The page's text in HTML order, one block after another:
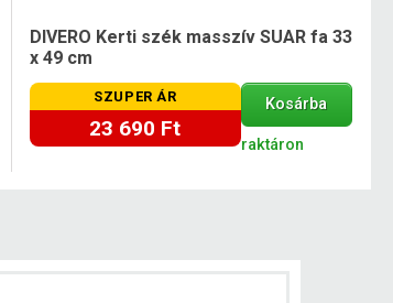
DIVERO Kerti szék masszív SUAR fa 33
x 49 cm
SZUPER ÁR
23 690 Ft
Kosárba
raktáron